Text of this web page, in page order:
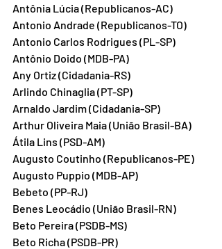
Antônia Lúcia (Republicanos-AC)
Antonio Andrade (Republicanos-TO)
Antonio Carlos Rodrigues (PL-SP)
Antônio Doido (MDB-PA)
Any Ortiz (Cidadania-RS)
Arlindo Chinaglia (PT-SP)
Arnaldo Jardim (Cidadania-SP)
Arthur Oliveira Maia (União Brasil-BA)
Átila Lins (PSD-AM)
Augusto Coutinho (Republicanos-PE)
Augusto Puppio (MDB-AP)
Bebeto (PP-RJ)
Benes Leocádio (União Brasil-RN)
Beto Pereira (PSDB-MS)
Beto Richa (PSDB-PR)